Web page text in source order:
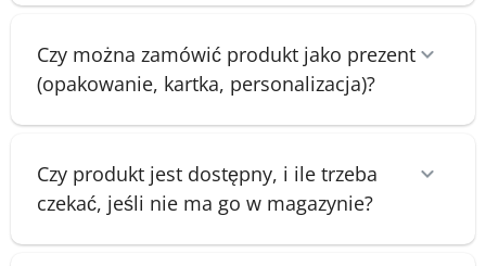
Czy można zamówić produkt jako prezent
(opakowanie, kartka, personalizacja)?
Czy produkt jest dostępny, i ile trzeba
czekać, jeśli nie ma go w magazynie?